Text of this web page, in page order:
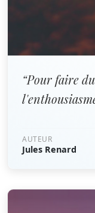
“Pour faire
AUTEUR
Jules Renard